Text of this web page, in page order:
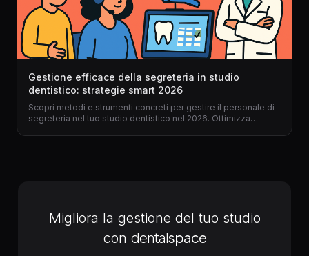
Gestione efficace della segreteria in studio
dentistico: strategie smart 2026
Scopri metodi e strumenti concreti per gestire il personale di
segreteria nel tuo studio dentistico nel 2026. Ottimizza
Migliora la gestione del tuo studio
con dentalspace